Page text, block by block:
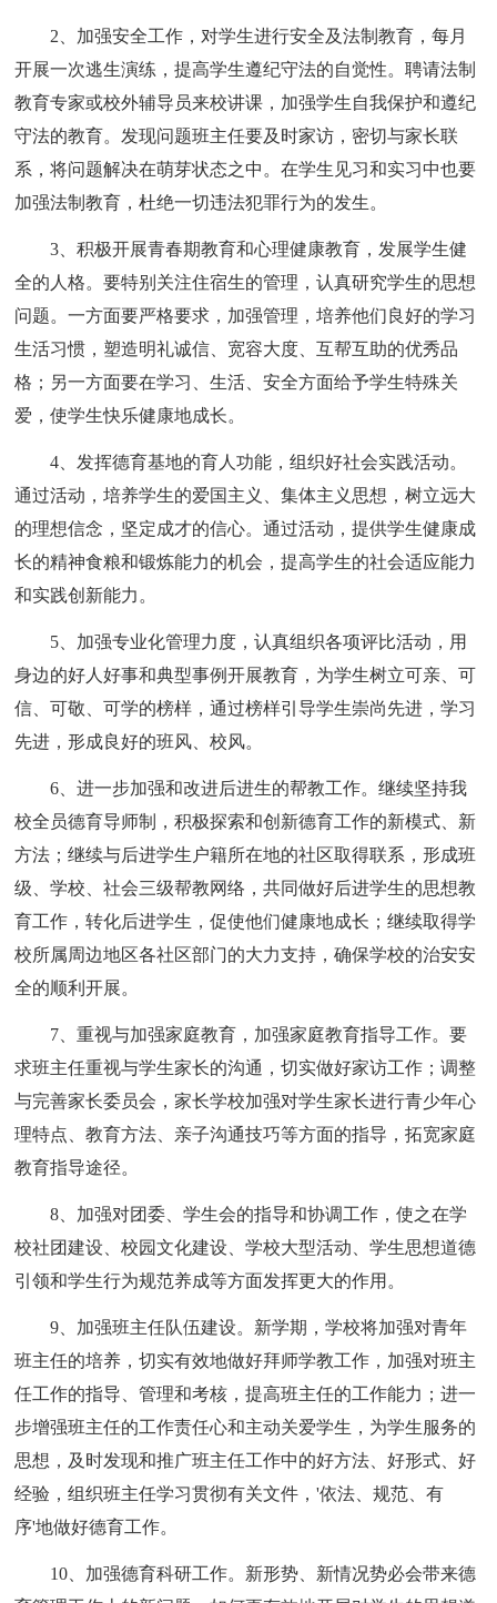
2、加强安全工作，对学生进行安全及法制教育，每月
开展一次逃生演练，提高学生遵纪守法的自觉性。聘请法制
教育专家或校外辅导员来校讲课，加强学生自我保护和遵纪
守法的教育。发现问题班主任要及时家访，密切与家长联
系，将问题解决在萌芽状态之中。在学生见习和实习中也要
加强法制教育，杜绝一切违法犯罪行为的发生。
3、积极开展青春期教育和心理健康教育，发展学生健
全的人格。要特别关注住宿生的管理，认真研究学生的思想
问题。一方面要严格要求，加强管理，培养他们良好的学习
生活习惯，塑造明礼诚信、宽容大度、互帮互助的优秀品
格；另一方面要在学习、生活、安全方面给予学生特殊关
爱，使学生快乐健康地成长。
4、发挥德育基地的育人功能，组织好社会实践活动。
通过活动，培养学生的爱国主义、集体主义思想，树立远大
的理想信念，坚定成才的信心。通过活动，提供学生健康成
长的精神食粮和锻炼能力的机会，提高学生的社会适应能力
和实践创新能力。
5、加强专业化管理力度，认真组织各项评比活动，用
身边的好人好事和典型事例开展教育，为学生树立可亲、可
信、可敬、可学的榜样，通过榜样引导学生崇尚先进，学习
先进，形成良好的班风、校风。
6、进一步加强和改进后进生的帮教工作。继续坚持我
校全员德育导师制，积极探索和创新德育工作的新模式、新
方法；继续与后进学生户籍所在地的社区取得联系，形成班
级、学校、社会三级帮教网络，共同做好后进学生的思想教
育工作，转化后进学生，促使他们健康地成长；继续取得学
校所属周边地区各社区部门的大力支持，确保学校的治安安
全的顺利开展。
7、重视与加强家庭教育，加强家庭教育指导工作。要
求班主任重视与学生家长的沟通，切实做好家访工作；调整
与完善家长委员会，家长学校加强对学生家长进行青少年心
理特点、教育方法、亲子沟通技巧等方面的指导，拓宽家庭
教育指导途径。
8、加强对团委、学生会的指导和协调工作，使之在学
校社团建设、校园文化建设、学校大型活动、学生思想道德
引领和学生行为规范养成等方面发挥更大的作用。
9、加强班主任队伍建设。新学期，学校将加强对青年
班主任的培养，切实有效地做好拜师学教工作，加强对班主
任工作的指导、管理和考核，提高班主任的工作能力；进一
步增强班主任的工作责任心和主动关爱学生，为学生服务的
思想，及时发现和推广班主任工作中的好方法、好形式、好
经验，组织班主任学习贯彻有关文件，'依法、规范、有
序'地做好德育工作。
10、加强德育科研工作。新形势、新情况势必会带来德